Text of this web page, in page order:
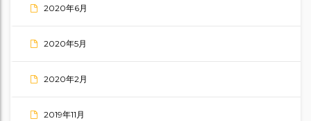
2020年6月
2020年5月
2020年2月
2019年11月